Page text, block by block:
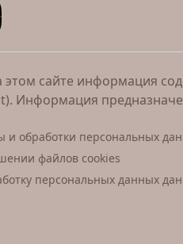
сайте информация
Информация
Политика защиты и
Политика в отношении файлов cookies
Согласие на